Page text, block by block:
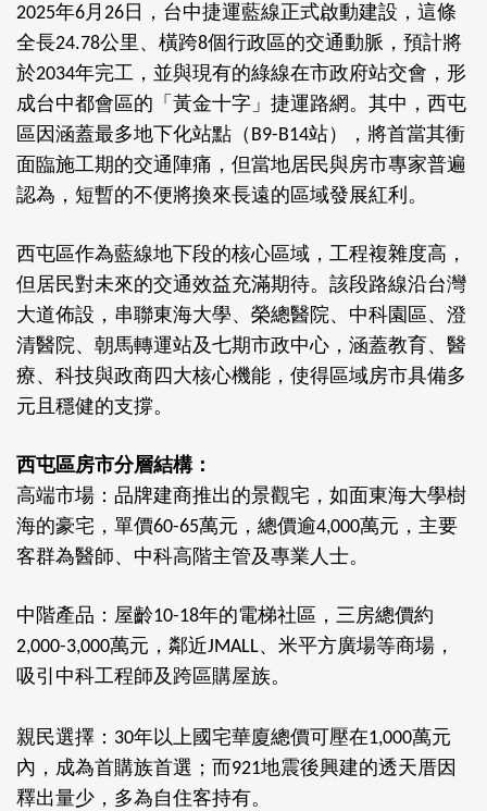
2025年6月 26 日，台中捷運藍線正式啟動建設，這條
全長24.78公里、橫跨8個行政區的交通動脈，預計將
於2034年完工，並與現有的綠線在市政府站交會，形
成台中都會區的「黃金十字」捷運路網。其中，西屯
區因涵蓋最多地下化站點（ B9-B14站），將首當其衝
面臨施工期的交通陣痛，但當地居民與房市專家普遍
認為，短暫的不便將換來長遠的區域發展紅利。
西屯區作為藍線地下段的核心區域，工程複雜度高，
但居民對未來的交通效益充滿期待。該段路線沿台灣
大道佈設，串聯東海大學、榮總醫院、中科園區、澄
清醫院、朝馬轉運站及七期市政中心，涵蓋教育、醫
療、科技與政商四大核心機能，使得區域房市具備多
元且穩健的支撐。
西屯區房市分層結構：
高端市場：品牌建商推出的景觀宅，如面東海大學樹
海的豪宅，單價60-65萬元，總價逾4,000萬元，主要
客群為醫師、中科高階主管及專業人士。
中階產品：屋齡10-18年的電梯社區，三房總價約
2,000-3,000萬元，鄰近JMALL、米平方廣場等商場，
吸引中科工程師及跨區購屋族。
親民選擇： 30年以上國宅華廈總價可壓在1,000萬元
內，成為首購族首選；而921地震後興建的透天厝因
釋出量少，多為自住客持有。